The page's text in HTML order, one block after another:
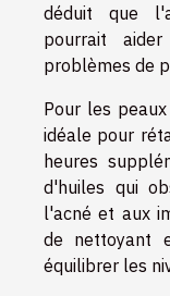
déduit que
pourrait
problèmes de
Pour les
idéale pour
heures
d'huiles qui
l'acné et aux
de nettoyant
équilibrer les